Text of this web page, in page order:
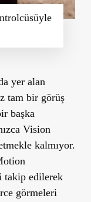
yer alan
tam bir görüş
başka
Vision
kalmıyor.
takip edilerek
görmeleri